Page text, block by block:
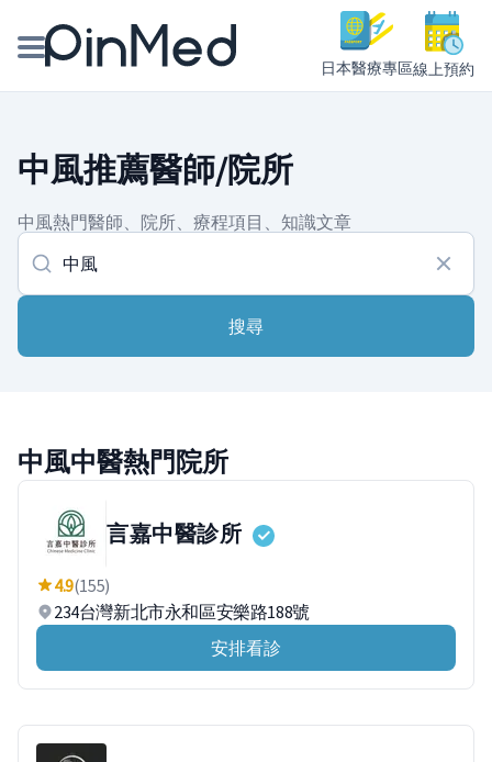
日本醫療專區線上預約
醫師專欄專訪
健康主題館
我是醫療人員
中風推薦醫師/院所
中風熱門醫師、院所、療程項目、知識文章
搜尋
中風中醫熱門院所
言嘉中醫診所
4.9(155)
234台灣新北市永和區安樂路188號
安排看診